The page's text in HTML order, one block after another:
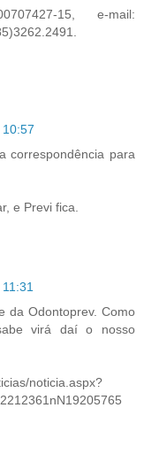
15, e-mail:
correspondência para
e Previ fica.
da Odontoprev. Como
virá daí o nosso
noticia.aspx?